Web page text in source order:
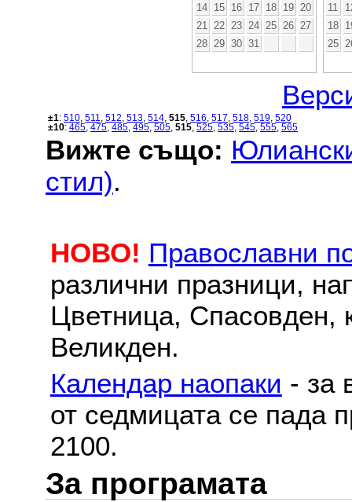
14
15 16 17 18 19
20
21
22 23 24 25 26
27
28
29 30 31
11
18
25
±1: 510 511 512 513 514 515 516 517 518 519 520
±10: 465 475 485 495 505 515 525 535 545 555 565
Вижте също:
стил).
НОВО! Православни
различни празници,
Цветница, Спасовден,
Великден.
Календар наопаки - за
от седмицата се пада
2100.
За програмата